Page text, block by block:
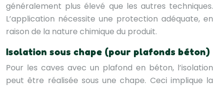
généralement plus élevé que les autres techniques.
L’application nécessite une protection adéquate, en
raison de la nature chimique du produit.
Isolation sous chape (pour plafonds béton)
Pour les caves avec un plafond en béton, l’isolation
peut être réalisée sous une chape. Ceci implique la